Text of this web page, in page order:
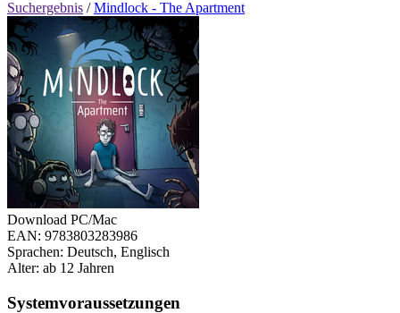
Suchergebnis /Mindlock - The Apartment
Download PC/Mac
EAN: 9783803283986
Sprachen: Deutsch, Englisch
Alter: ab 12 Jahren
Systemvoraussetzungen